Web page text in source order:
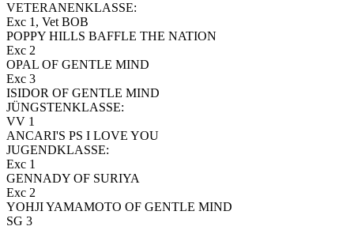
VETERANENKLASSE:
Exc 1, Vet BOB
POPPY HILLS BAFFLE THE NATION
Exc 2
OPAL OF GENTLE MIND
Exc 3
ISIDOR OF GENTLE MIND
JÜNGSTENKLASSE:
VV 1
ANCARI'S PS I LOVE YOU
JUGENDKLASSE:
Exc 1
GENNADY OF SURIYA
Exc 2
YOHJI YAMAMOTO OF GENTLE MIND
SG 3